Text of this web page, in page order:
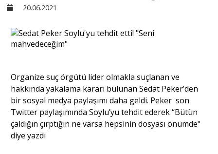
Ekonomi
Dünya
20.06.2021
Organize suç örgütü lider olmakla suçlanan ve
hakkında yakalama kararı bulunan Sedat Peker’den
bir sosyal medya paylaşımı daha geldi. Peker son
Twitter paylaşımında Soylu’yu tehdit ederek “Bütün
çaldığın çırptığın ne varsa hepsinin dosyası önümde"
diye yazdı